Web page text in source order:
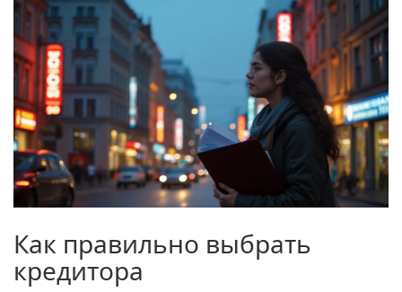
Как правильно выбрать
кредитора